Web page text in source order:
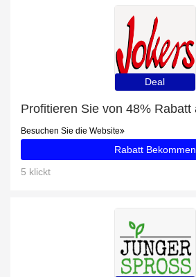
Deal
Besuchen Sie die Website
Rabatt Bekommen
5 klickt